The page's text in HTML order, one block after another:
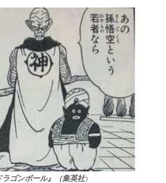
ゴンボール』（集英社）